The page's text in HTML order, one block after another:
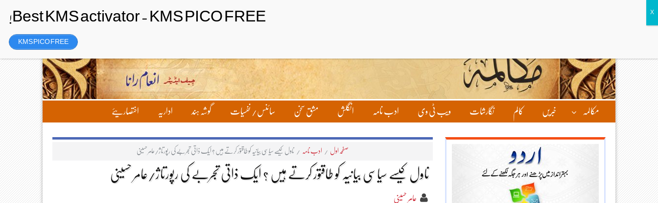
Friday، 7 August 2026ء لاگ ان رجسٹر
مکالمہ خبریں کالم نگارشات ویب ٹی وی ادب نامہ انگلش مشق سخن سائنس/ نفسیات گوشہ ہند اداریہ اختصاریئے
صفحہ اول / ادب نامہ / ناول کیسے سیاسی بیانیہ کو طاقتور کرتے ہیں ؟ ایک ذاتی تجربے کی رپورتاژ/عامر حسینی
ناول کیسے سیاسی بیانیہ کو طاقتور کرتے ہیں ؟ ایک ذاتی تجربے کی رپورتاژ/عامر حسینی
عامر حسینی
KMS PICO FREE